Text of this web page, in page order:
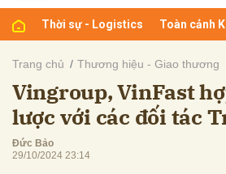
Thời sự - Logistics Toàn cảnh
Trang chủ Thương hiệu - Giao thương
Vingroup, VinFast
lược với các đối tác
Đức Bảo
29/10/2024 23:14